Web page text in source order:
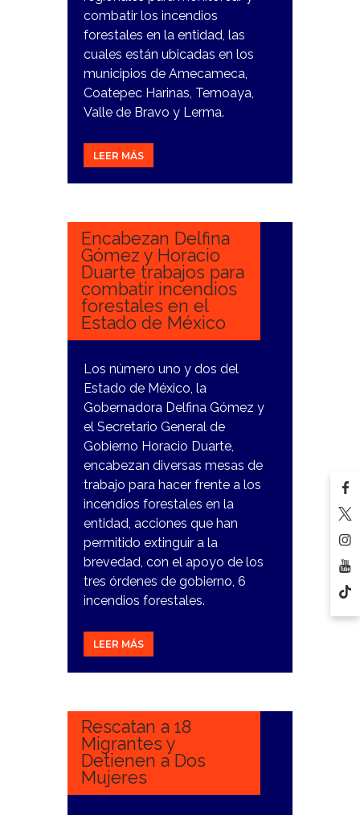
combatir los incendios
forestales en la entidad, las
cuales están ubicadas en los
municipios de Amecameca,
Coatepec Harinas, Temoaya,
Valle de Bravo y Lerma.
LEER MÁS
28
Encabezan Delfina
Gómez y Horacio
Duarte trabajos para
combatir incendios
forestales en el
Estado de México
Los número uno y dos del
Estado de México, la
Gobernadora Delfina Gómez y
el Secretario General de
Gobierno Horacio Duarte,
encabezan diversas mesas de
trabajo para hacer frente a los
incendios forestales en la
entidad, acciones que han
permitido extinguir a la
brevedad, con el apoyo de los
tres órdenes de gobierno, 6
incendios forestales.
LEER MÁS
17
Rescatan a 18
Migrantes y
Detienen a Dos
Mujeres